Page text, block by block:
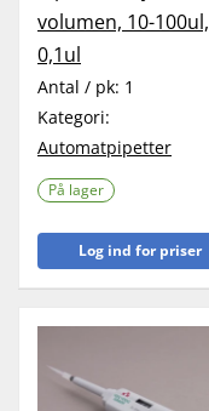
volumen, 10-100ul,
0,1ul
Antal / pk: 1
Kategori:
Automatpipetter
På lager
Log ind for priser